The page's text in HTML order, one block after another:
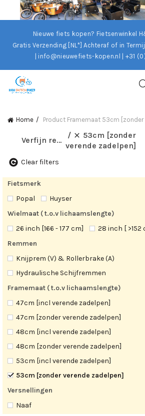
Nieuwe fiets kopen? Fietsenwinkel
Gratis Verzending [NL*] Achteraf of in
| info@nieuwefiets-kopen.nl | +31
Home Product Framemaat 53cm [zonder
Verfijn resultaten
53cm [zonder
verende zadelpen]
Clear filters
Fietsmerk
Popal
Huyser
Wielmaat ( t.o.v lichaamslengte)
26 inch [166 - 177 cm]
28 inch [ >152
Remmen
Knijprem (V) & Rollerbrake (A)
Hydraulische Schijfremmen
Framemaat ( t.o.v lichaamslengte)
47cm [incl verende zadelpen]
47cm [zonder verende zadelpen]
48cm [incl verende zadelpen]
48cm [zonder verende zadelpen]
53cm [incl verende zadelpen]
53cm [zonder verende zadelpen]
Versnellingen
Naaf